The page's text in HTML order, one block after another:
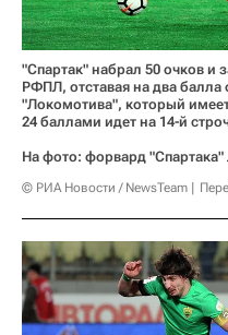
"Спартак" набрал 50 очков и
РФПЛ, отставая на два балла
"Локомотива", который
24 баллами идет на 14-й
На фото: форвард
© РИА Новости / NewsTeam